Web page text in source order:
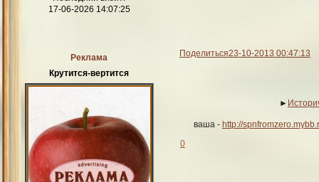
17-06-2026 14:07:25
Поделиться23-10-2013 00:47:13
Реклама
Крутится-вертится
►
ваша - http://
0